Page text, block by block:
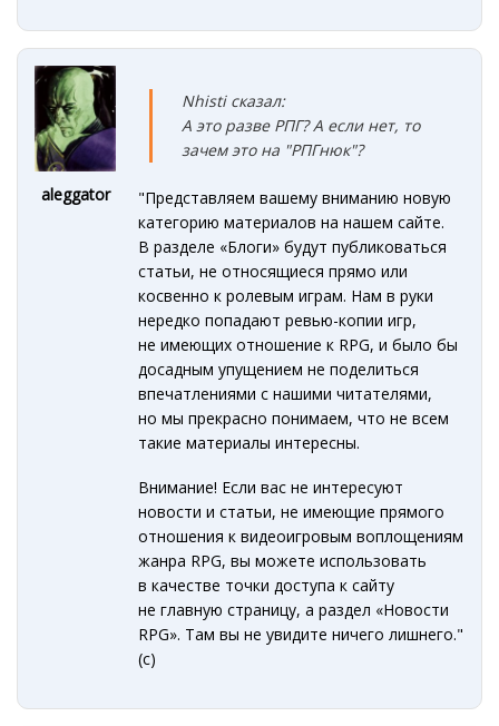
aleggator
Nhisti сказал:
А это разве РПГ? А если нет, то
зачем это на "РПГнюк"?
"Представляем вашему вниманию новую
категорию материалов на нашем сайте.
В разделе «Блоги» будут публиковаться
статьи, не относящиеся прямо или
косвенно к ролевым играм. Нам в руки
нередко попадают ревью-копии игр,
не имеющих отношение к RPG, и было бы
досадным упущением не поделиться
впечатлениями с нашими читателями,
но мы прекрасно понимаем, что не всем
такие материалы интересны.
Внимание! Если вас не интересуют
новости и статьи, не имеющие прямого
отношения к видеоигровым воплощениям
жанра RPG, вы можете использовать
в качестве точки доступа к сайту
не главную страницу, а раздел «Новости
RPG». Там вы не увидите ничего лишнего."
(с)